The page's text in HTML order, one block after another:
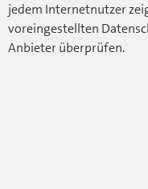
jedem Internetnutzer
voreingestellten
Anbieter überprüfen.